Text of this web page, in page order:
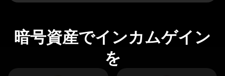
暗号資産でインカムゲイン
を